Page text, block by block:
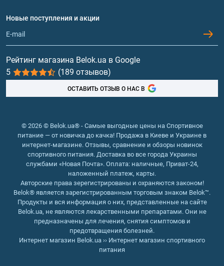
Обмен и возврат
Протеин
Гейнеры
Витамины и минералы
Рыбий жир, жирные кислоты
Новые поступления и акции
Рейтинг магазина Belok.ua в Google
5
(189 отзывов)
ОСТАВИТЬ ОТЗЫВ О НАС В
© 2026 © Belok.ua® - Самые выгодные цены на Спортивное
питание — от новичка до качка! Продажа в Киеве и Украине в
интернет-магазине. Отзывы, сравнение и обзоры новинок
спортивного питания. Доставка во все города Украины
службами «Новая Почта». Оплата: наличные, Приват-24,
наложенный платеж, карты.
Авторские права зерегистрированы и охраняются законом!
Belok® является зарегистрированным торговым знаком Belok™.
Продукты и вся информация о них, представленные на сайте
Belok.ua, не являются лекарственными препаратами. Они не
предназначены для лечения, снятия симптомов и
предотвращения болезней.
Интернет магазин Belok.ua›› Интернет магазин спортивного
питания